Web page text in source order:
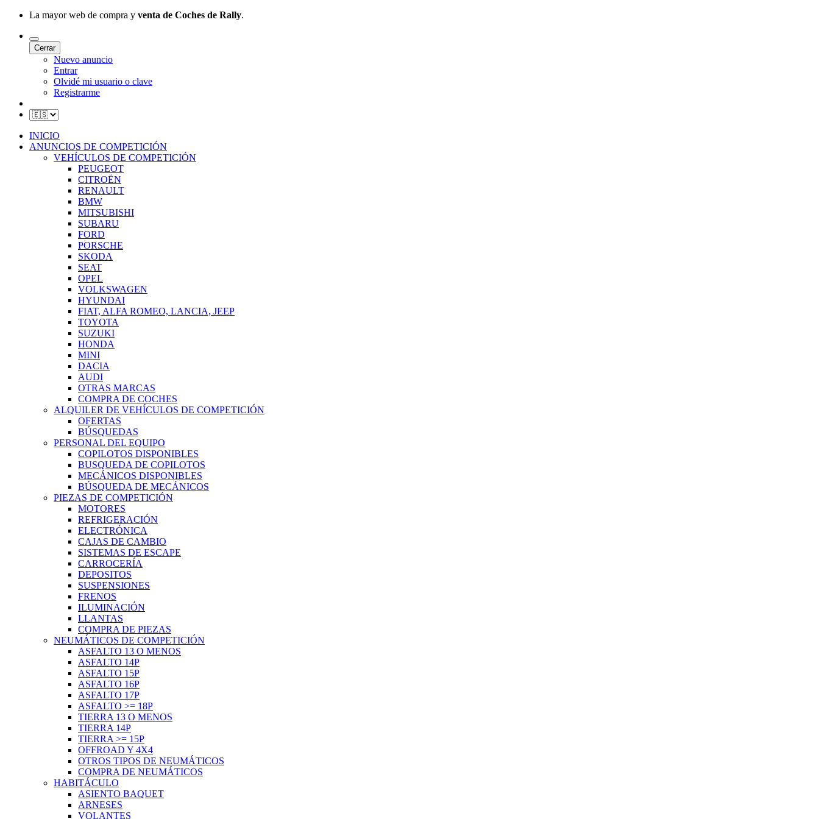
La mayor web de compra y venta de Coches de Rally.
Cerrar
Nuevo anuncio
Entrar
Olvidé mi usuario o clave
Registrarme
INICIO
ANUNCIOS DE COMPETICIÓN
VEHÍCULOS DE COMPETICIÓN
PEUGEOT
CITROËN
RENAULT
BMW
MITSUBISHI
SUBARU
FORD
PORSCHE
SKODA
SEAT
OPEL
VOLKSWAGEN
HYUNDAI
FIAT, ALFA ROMEO, LANCIA, JEEP
TOYOTA
SUZUKI
HONDA
MINI
DACIA
AUDI
OTRAS MARCAS
COMPRA DE COCHES
ALQUILER DE VEHÍCULOS DE COMPETICIÓN
OFERTAS
BÚSQUEDAS
PERSONAL DEL EQUIPO
COPILOTOS DISPONIBLES
BUSQUEDA DE COPILOTOS
MECÁNICOS DISPONIBLES
BÚSQUEDA DE MECÁNICOS
PIEZAS DE COMPETICIÓN
MOTORES
REFRIGERACIÓN
ELECTRÓNICA
CAJAS DE CAMBIO
SISTEMAS DE ESCAPE
CARROCERÍA
DEPOSITOS
SUSPENSIONES
FRENOS
ILUMINACIÓN
LLANTAS
COMPRA DE PIEZAS
NEUMÁTICOS DE COMPETICIÓN
ASFALTO 13 O MENOS
ASFALTO 14P
ASFALTO 15P
ASFALTO 16P
ASFALTO 17P
ASFALTO >= 18P
TIERRA 13 O MENOS
TIERRA 14P
TIERRA >= 15P
OFFROAD Y 4X4
OTROS TIPOS DE NEUMÁTICOS
COMPRA DE NEUMÁTICOS
HABITÁCULO
ASIENTO BAQUET
ARNESES
VOLANTES